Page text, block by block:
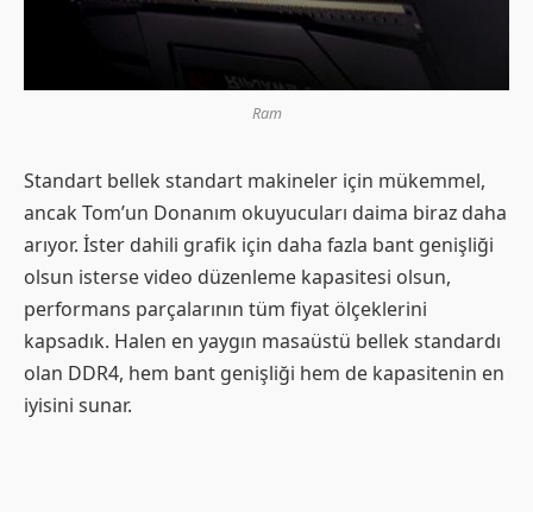
Ram
Standart bellek standart makineler için mükemmel,
ancak Tom’un Donanım okuyucuları daima biraz daha
arıyor. İster dahili grafik için daha fazla bant genişliği
olsun isterse video düzenleme kapasitesi olsun,
performans parçalarının tüm fiyat ölçeklerini
kapsadık. Halen en yaygın masaüstü bellek standardı
olan DDR4, hem bant genişliği hem de kapasitenin en
iyisini sunar.